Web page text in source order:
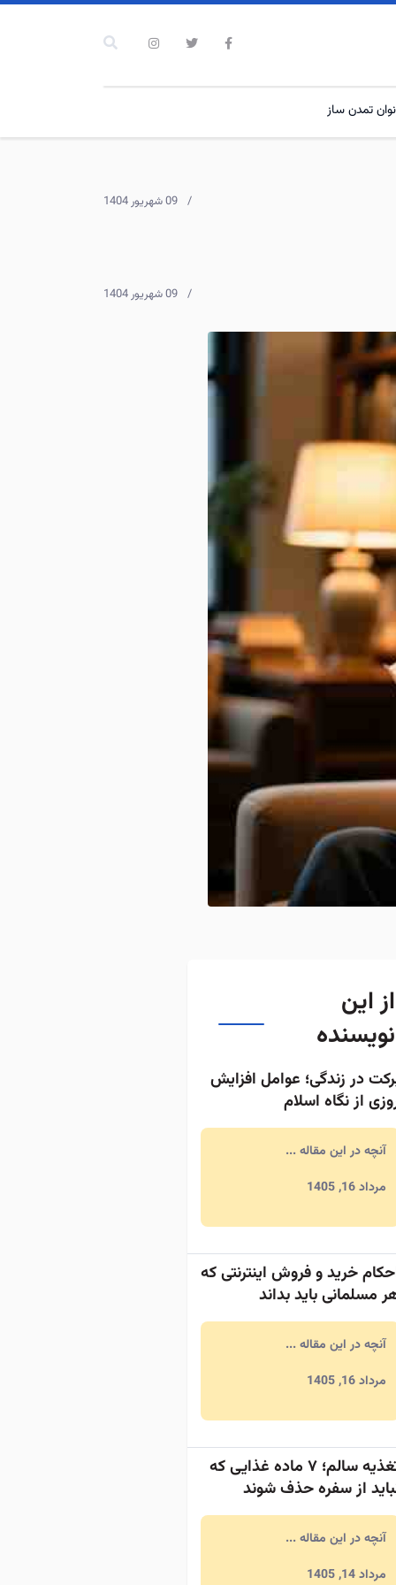
تمدن ساز
09 شهریور 1404
09 شهریور 1404
از این
نویسنده
در زندگی؛ عوامل افزایش
از نگاه اسلام
آنچه در این مقاله ...
مرداد 16, 1405
خرید و فروش اینترنتی که
مسلمانی باید بداند
آنچه در این مقاله ...
مرداد 16, 1405
تغذیه سالم؛ ۷ ماده غذایی که
از سفره حذف شوند
آنچه در این مقاله ...
مرداد 14, 1405